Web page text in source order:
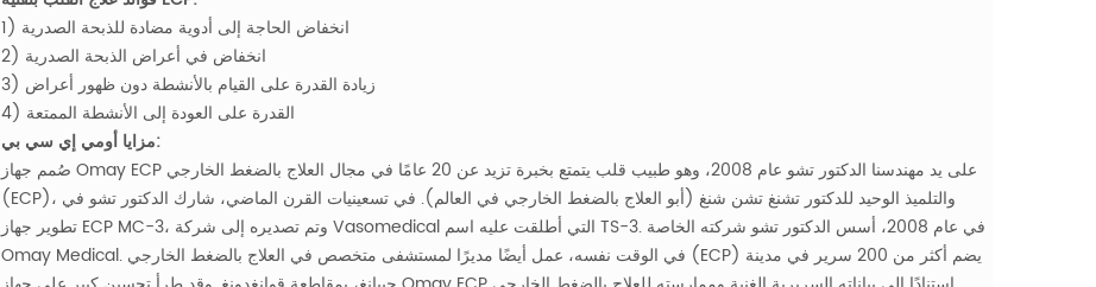
1) انخفاض الحاجة إلى أدوية مضادة للذبحة الصدرية
2) انخفاض في أعراض الذبحة الصدرية
3) زيادة القدرة على القيام بالأنشطة دون ظهور أعراض
4) القدرة على العودة إلى الأنشطة الممتعة
مزايا أومي إي سي بي:
صُمم جهاز Omay ECP على يد مهندسنا الدكتور تشو عام 2008، وهو طبيب قلب يتمتع بخبرة تزيد عن 20 عامًا في مجال العلاج بالضغط الخارجي
(ECP)، والتلميذ الوحيد للدكتور تشنغ تشن شنغ (أبو العلاج بالضغط الخارجي في العالم). في تسعينيات القرن الماضي، شارك الدكتور تشو في
تطوير جهاز ECP MC-3، وتم تصديره إلى شركة Vasomedical التي أطلقت عليه اسم TS-3. في عام 2008، أسس الدكتور تشو شركته الخاصة
Omay Medical. في الوقت نفسه، عمل أيضًا مديرًا لمستشفى متخصص في العلاج بالضغط الخارجي (ECP) يضم أكثر من 200 سرير في مدينة